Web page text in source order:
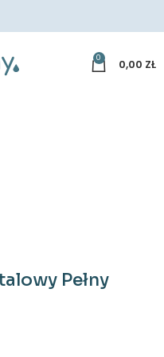
0 0,00 ZŁ
Pełny